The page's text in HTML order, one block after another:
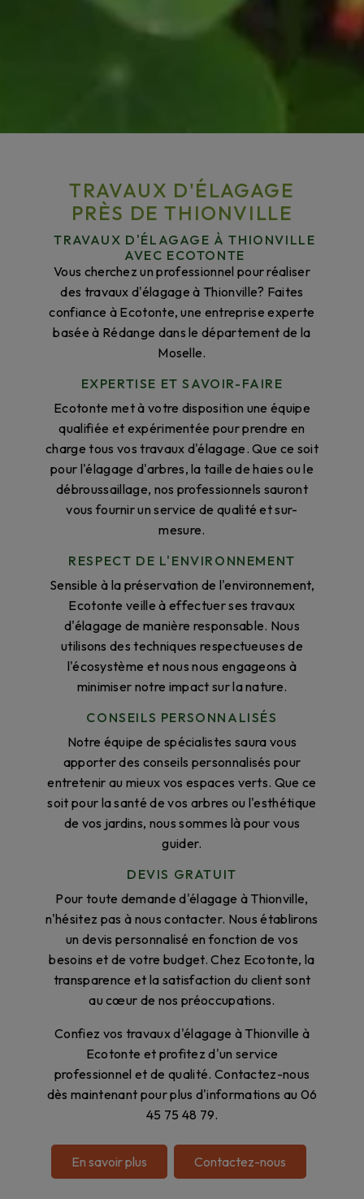
TRAVAUX D'ÉLAGAGE
PRÈS DE THIONVILLE
TRAVAUX D'ÉLAGAGE À THIONVILLE
AVEC ECOTONTE
Vous cherchez un professionnel pour réaliser
des travaux d'élagage à Thionville? Faites
confiance à Ecotonte, une entreprise experte
basée à Rédange dans le département de la
Moselle.
EXPERTISE ET SAVOIR-FAIRE
Ecotonte met à votre disposition une équipe
qualifiée et expérimentée pour prendre en
charge tous vos travaux d'élagage. Que ce soit
pour l'élagage d'arbres, la taille de haies ou le
débroussaillage, nos professionnels sauront
vous fournir un service de qualité et sur-
mesure.
RESPECT DE L'ENVIRONNEMENT
Sensible à la préservation de l'environnement,
Ecotonte veille à effectuer ses travaux
d'élagage de manière responsable. Nous
utilisons des techniques respectueuses de
l'écosystème et nous nous engageons à
minimiser notre impact sur la nature.
CONSEILS PERSONNALISÉS
Notre équipe de spécialistes saura vous
apporter des conseils personnalisés pour
entretenir au mieux vos espaces verts. Que ce
soit pour la santé de vos arbres ou l'esthétique
de vos jardins, nous sommes là pour vous
guider.
DEVIS GRATUIT
Pour toute demande d'élagage à Thionville,
n'hésitez pas à nous contacter. Nous établirons
un devis personnalisé en fonction de vos
besoins et de votre budget. Chez Ecotonte, la
transparence et la satisfaction du client sont
au cœur de nos préoccupations.
Confiez vos travaux d'élagage à Thionville à
Ecotonte et profitez d'un service
professionnel et de qualité. Contactez-nous
dès maintenant pour plus d'informations au 06
45 75 48 79.
En savoir plus Contactez-nous